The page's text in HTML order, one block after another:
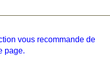
vous recommande de
page.